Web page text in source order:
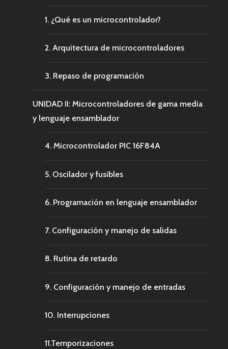
1. ¿Qué es un microcontrolador?
2. Arquitectura de microcontroladores
3. Repaso de programación
UNIDAD II: Microcontroladores de gama media
y lenguaje ensamblador
4. Microcontrolador PIC 16F84A
5. Oscilador y fusibles
6. Programación en lenguaje ensamblador
7. Configuración y manejo de salidas
8. Rutina de retardo
9. Configuración y manejo de entradas
10. Interrupciones
11.Temporizaciones